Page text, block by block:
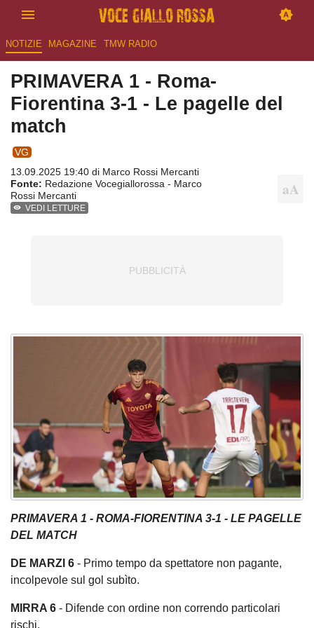
NOTIZIE MAGAZINE TMW RADIO
PRIMAVERA 1 - Roma-
Fiorentina 3-1 - Le pagelle del
match
VG
13.09.2025 19:40 di Marco Rossi Mercanti
Fonte: Redazione Vocegiallorossa - Marco
Rossi Mercanti
VEDI LETTURE
PRIMAVERA 1 - ROMA-FIORENTINA 3-1 - LE PAGELLE
DEL MATCH
DE MARZI 6 - Primo tempo da spettatore non pagante,
incolpevole sul gol subìto.
MIRRA 6 - Difende con ordine non correndo particolari
rischi.